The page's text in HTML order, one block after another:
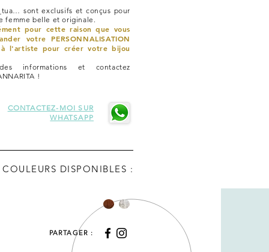
sont exclusifs et conçus pour
femme belle et originale.
pour cette raison que vous
votre PERSONNALISATION
l'artiste pour créer votre bijou
informations et contactez
!
CONTACTEZ-MOI SUR
WHATSAPP
COULEURS DISPONIBLES :
PARTAGER :